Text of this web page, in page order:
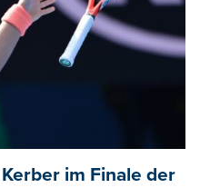
im Finale der